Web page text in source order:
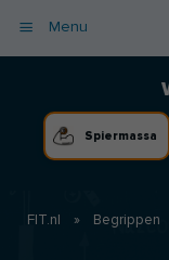
Menu
Cardio
Herstel
Mindset
Voedingsschema
Fitnessschema
Podcast voor
Vegetarische recepten
Vegan recepten
Coaching
Vacatures
Nieuwsbrief
Spiermassa
FIT.nl » Begrippen